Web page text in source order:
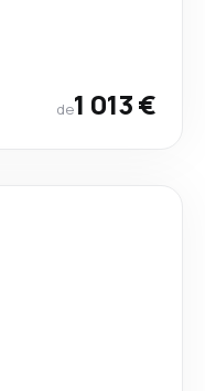
de1 013 €